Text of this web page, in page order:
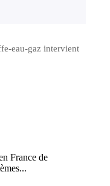
eau-gaz intervient
France de